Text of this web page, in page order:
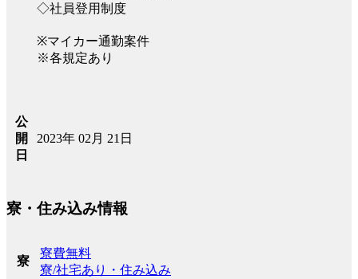
◇社員登用制度
※マイカー通勤案件
※各規定あり
公
開
日
2023年 02月 21日
寮・住み込み情報
寮
寮費無料
寮/社宅あり・住み込み